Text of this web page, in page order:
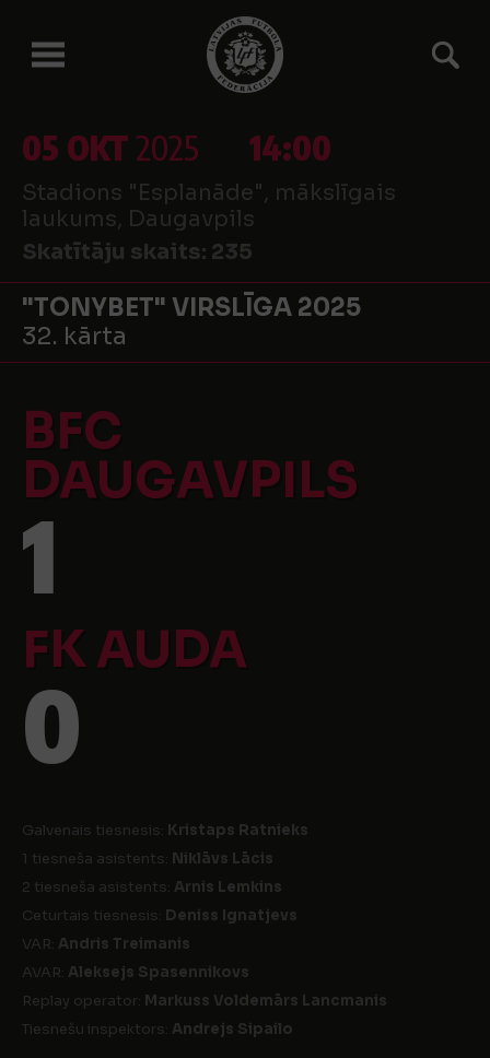
05 OKT2025 14:00
Stadions "Esplanāde", mākslīgais
laukums, Daugavpils
Skatītāju skaits: 235
"TONYBET" VIRSLĪGA 2025
32. kārta
BFC
DAUGAVPILS
1
FK AUDA
0
Galvenais tiesnesis: Kristaps Ratnieks
1 tiesneša asistents: Niklāvs Lācis
2 tiesneša asistents: Arnis Lemkins
Ceturtais tiesnesis: Deniss Ignatjevs
VAR: Andris Treimanis
AVAR: Aleksejs Spasennikovs
Replay operator: Markuss Voldemārs Lancmanis
Tiesnešu inspektors: Andrejs Sipailo